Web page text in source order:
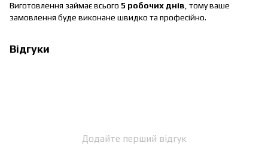
Виготовлення займає всього 5 робочих днів , тому ваше
замовлення буде виконане швидко та професійно.
Відгуки
Додайте перший відгук